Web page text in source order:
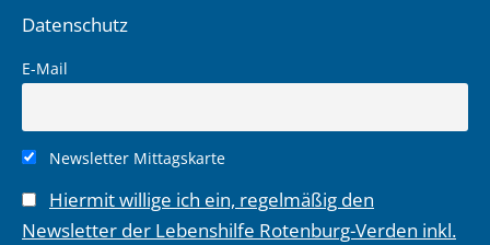
Datenschutz
E-Mail
Newsletter Mittagskarte
Hiermit willige ich ein, regelmäßig den
Newsletter der Lebenshilfe Rotenburg-Verden inkl.